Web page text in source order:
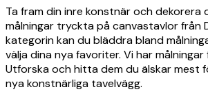
Ta fram din inre konstnär och dekorera
målningar tryckta på canvastavlor från
kategorin kan du bläddra bland
välja dina nya favoriter. Vi har målningar
Utforska och hitta dem du älskar mest
nya konstnärliga tavelvägg.